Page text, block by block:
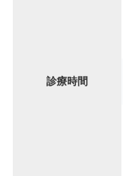
診療時間